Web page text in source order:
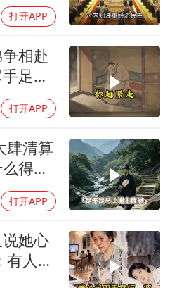
打开APP
相赴
足真
打开APP
肆清算
得以
打开APP
她心
人说